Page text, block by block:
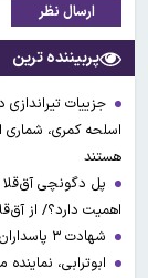
ارسال نظر
پربیننده ترین
جزییات
اسلحه کمری، شماری
هستند
پل دگونچی آق‌قلا
اهمیت دارد؟/ از
شهادت ۳ ‌پاسداران استان زنجان در حمله موشکی آمریکا